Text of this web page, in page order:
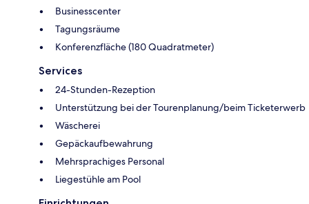
Businesscenter
Tagungsräume
Konferenzfläche (180 Quadratmeter)
Services
24-Stunden-Rezeption
Unterstützung bei der Tourenplanung/beim Ticketerwerb
Wäscherei
Gepäckaufbewahrung
Mehrsprachiges Personal
Liegestühle am Pool